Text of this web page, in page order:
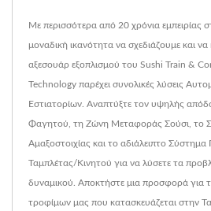
Με περισσότερα από 20 χρόνια εμπειρίας
μοναδική ικανότητα να σχεδιάζουμε και
αξεσουάρ εξοπλισμού του Sushi Train &
Technology παρέχει συνολικές λύσεις
Εστιατορίων. Αναπτύξτε τον υψηλής
Φαγητού, τη Ζώνη Μεταφοράς Σούσι, το
Αμαξοστοιχίας και το αδιάλειπτο
Ταμπλέτας/Κινητού για να λύσετε τα
δυναμικού. Αποκτήστε μια προσφορά για
τροφίμων μας που κατασκευάζεται στην